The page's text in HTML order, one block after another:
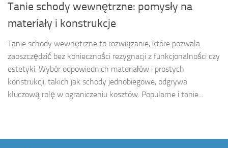
Tanie schody wewnętrzne: pomysły na
materiały i konstrukcje
Tanie schody wewnętrzne to rozwiązanie, które pozwala
zaoszczędzić bez konieczności rezygnacji z funkcjonalności czy
estetyki. Wybór odpowiednich materiałów i prostych
konstrukcji, takich jak schody jednobiegowe, odgrywa
kluczową rolę w ograniczeniu kosztów. Popularne i tanie...